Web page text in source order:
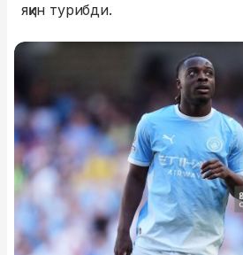
яқин турибди.